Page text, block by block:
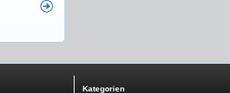
Kategorien